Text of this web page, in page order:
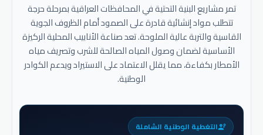
تمر مشاريع البنية التحتية في المحافظات العراقية بمرحلة حرجة
تتطلب مواد إنشائية قادرة على الصمود أمام الظروف الجوية
القاسية والتربة عالية الملوحة. تعد صناعة الأنابيب المحلية الركيزة
الأساسية لضمان وصول المياه الصالحة للشرب وتصريف مياه
الأمطار بكفاءة، مما يقلل الاعتماد على الاستيراد ويدعم الكوادر
الوطنية.
engineeringالتغطية الوطنية الشاملة